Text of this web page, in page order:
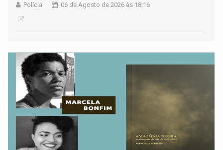
Polícia 06 de Agosto de 2026 às 18:16